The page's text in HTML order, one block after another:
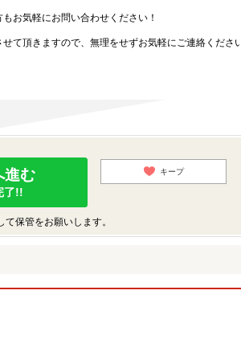
お気軽にお問い合わせください！
て頂きますので、無理をせずお気軽にご連絡くださ
進む
了!!
キープ
保管をお願いします。